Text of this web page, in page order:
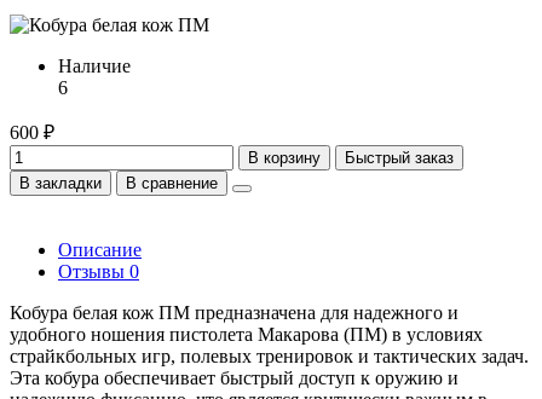
Наличие
6
600 ₽
В корзину
Быстрый заказ
В закладки
В сравнение
Описание
Отзывы 0
Кобура белая кож ПМ предназначена для надежного и
удобного ношения пистолета Макарова (ПМ) в условиях
страйкбольных игр, полевых тренировок и тактических задач.
Эта кобура обеспечивает быстрый доступ к оружию и